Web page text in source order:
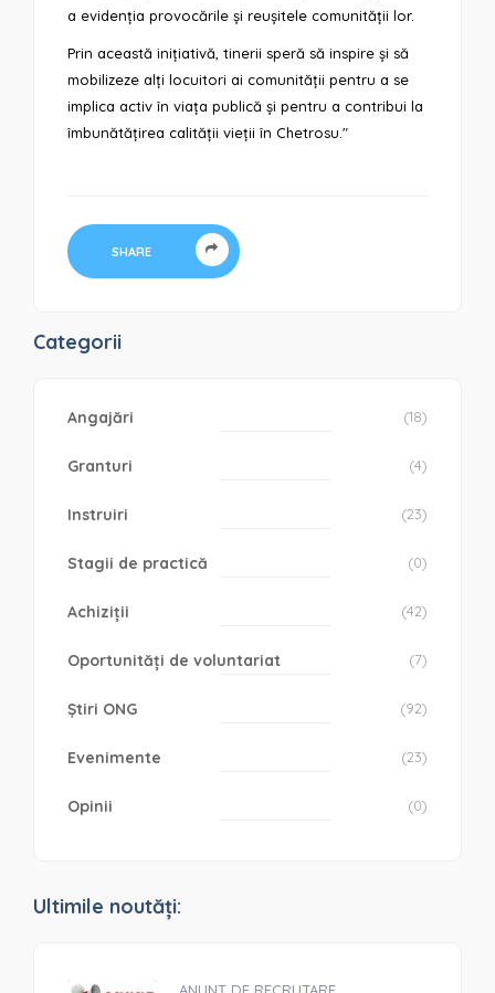
Categorii
Angajări (18)
Granturi (4)
Instruiri (23)
Stagii de practică (0)
Achiziții (42)
Oportunități de voluntariat (7)
Știri ONG (92)
Evenimente (23)
Opinii (0)
Ultimile noutăți:
a evidenția provocările și reușitele comunității lor.
Prin această inițiativă, tinerii speră să inspire și să
mobilizeze alți locuitori ai comunității pentru a se
implica activ în viața publică și pentru a contribui la
îmbunătățirea calității vieții în Chetrosu."
SHARE